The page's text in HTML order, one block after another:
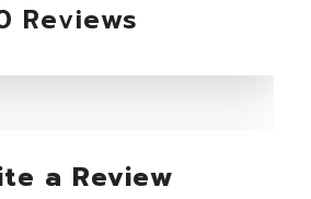
Reviews
a Review